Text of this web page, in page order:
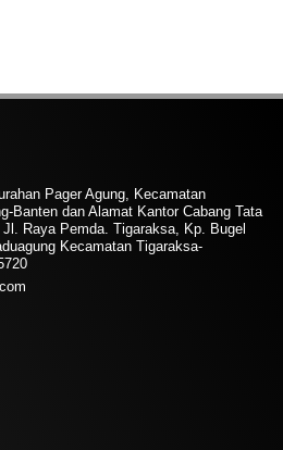
Pager Agung, Kecamatan
Banten dan Alamat Kantor Cabang Tata
Raya Pemda. Tigaraksa, Kp. Bugel
Kecamatan Tigaraksa-